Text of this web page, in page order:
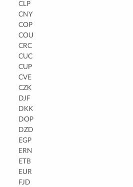
CLP
CNY
COP
COU
CRC
CUC
CUP
CVE
CZK
DJF
DKK
DOP
DZD
EGP
ERN
ETB
EUR
FJD